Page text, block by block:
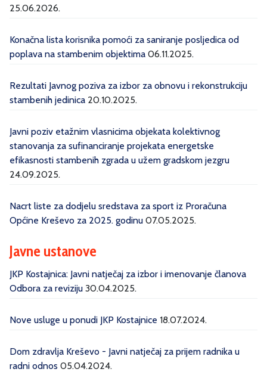
25.06.2026.
Konačna lista korisnika pomoći za saniranje posljedica od
poplava na stambenim objektima 06.11.2025.
Rezultati Javnog poziva za izbor za obnovu i rekonstrukciju
stambenih jedinica 20.10.2025.
Javni poziv etažnim vlasnicima objekata kolektivnog
stanovanja za sufinanciranje projekata energetske
efikasnosti stambenih zgrada u užem gradskom jezgru
24.09.2025.
Nacrt liste za dodjelu sredstava za sport iz Proračuna
Općine Kreševo za 2025. godinu 07.05.2025.
Javne ustanove
JKP Kostajnica: Javni natječaj za izbor i imenovanje članova
Odbora za reviziju 30.04.2025.
Nove usluge u ponudi JKP Kostajnice 18.07.2024.
Dom zdravlja Kreševo - Javni natječaj za prijem radnika u
radni odnos 05.04.2024.